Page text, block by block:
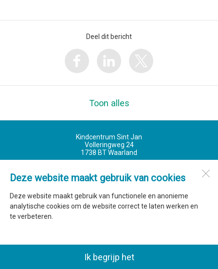
Deze website maakt gebruik van cookies
Deze website maakt gebruik van functionele en anonieme
analytische cookies om de website correct te laten werken en
te verbeteren.
Ik begrijp het
Deel dit bericht
Toon alles
Kindcentrum Sint Jan
Volleringweg 24
1738 BTWaarland
Open desktopversie
SdH Vormgeving |Ziber DS4